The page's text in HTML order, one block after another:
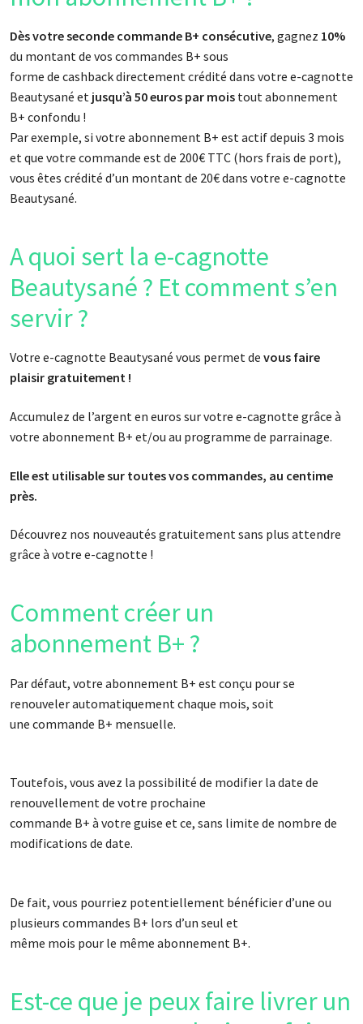
Dès votre seconde commande B+ consécutive, gagnez 10%
du montant de vos commandes B+ sous
forme de cashback directement crédité dans votre e-cagnotte
Beautysané et jusqu’à 50 euros par mois tout abonnement
B+ confondu !
Par exemple, si votre abonnement B+ est actif depuis 3 mois
et que votre commande est de 200€ TTC (hors frais de port),
vous êtes crédité d’un montant de 20€ dans votre e-cagnotte
Beautysané.
A quoi sert la e-cagnotte
Beautysané ? Et comment s’en
servir ?
Votre e-cagnotte Beautysané vous permet de vous faire
plaisir gratuitement !
Accumulez de l’argent en euros sur votre e-cagnotte grâce à
votre abonnement B+ et/ou au programme de parrainage.
Elle est utilisable sur toutes vos commandes, au centime
près.
Découvrez nos nouveautés gratuitement sans plus attendre
grâce à votre e-cagnotte !
Comment créer un
abonnement B+ ?
Par défaut, votre abonnement B+ est conçu pour se
renouveler automatiquement chaque mois, soit
une commande B+ mensuelle.
Toutefois, vous avez la possibilité de modifier la date de
renouvellement de votre prochaine
commande B+ à votre guise et ce, sans limite de nombre de
modifications de date.
De fait, vous pourriez potentiellement bénéficier d’une ou
plusieurs commandes B+ lors d’un seul et
même mois pour le même abonnement B+.
Est-ce que je peux faire livrer un